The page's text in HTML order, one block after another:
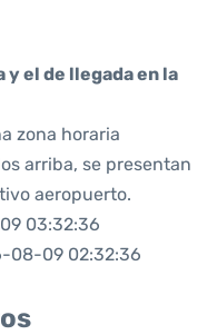
el de llegada en la
zona horaria
arriba, se presentan
aeropuerto.
03:32:36
08-09 02:32:36